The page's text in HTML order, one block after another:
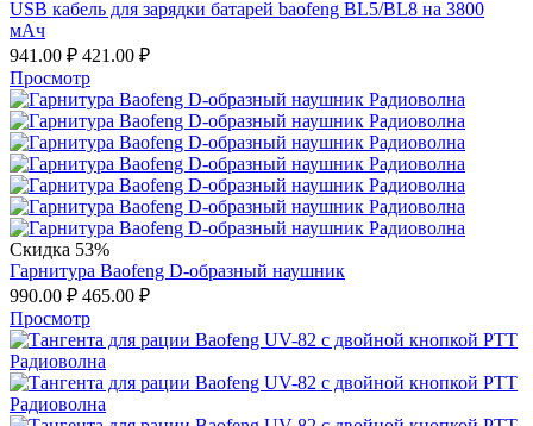
USB кабель для зарядки батарей baofeng BL5/BL8 на 3800
мАч
941.00 ₽ 421.00 ₽
Просмотр
Скидка 53%
Гарнитура Baofeng D-образный наушник
990.00 ₽ 465.00 ₽
Просмотр